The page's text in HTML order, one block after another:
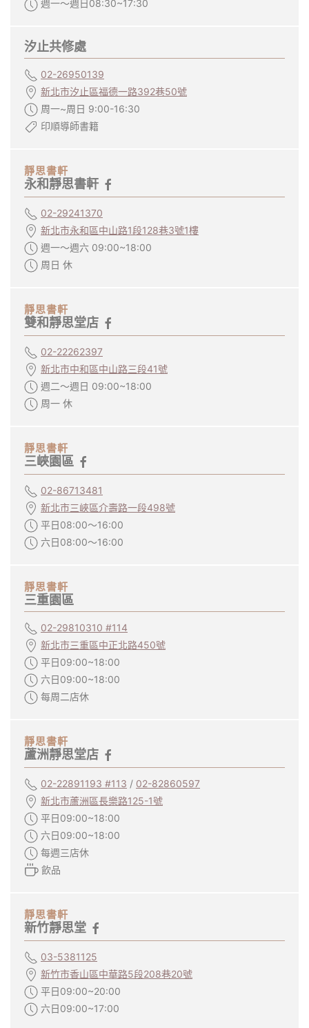
週一～週日08:30~17:30
汐止共修處
02-26950139
新北市汐止區福德一路392巷50號
周一~周日 9:00-16:30
印順導師書籍
靜思書軒
永和靜思書軒
02-29241370
新北市永和區中山路1段128巷3號1樓
週一～週六 09:00~18:00
周日 休
靜思書軒
雙和靜思堂店
02-22262397
新北市中和區中山路三段41號
週二～週日 09:00~18:00
周一 休
靜思書軒
三峽園區
02-86713481
新北市三峽區介壽路一段498號
平日08:00～16:00
六日08:00～16:00
靜思書軒
三重園區
02-29810310 #114
新北市三重區中正北路450號
平日09:00~18:00
六日09:00~18:00
每周二店休
靜思書軒
蘆洲靜思堂店
02-22891193 #113 / 02-82860597
新北市蘆洲區長樂路125-1號
平日09:00~18:00
六日09:00~18:00
每週三店休
飲品
靜思書軒
新竹靜思堂
03-5381125
新竹市香山區中華路5段208巷20號
平日09:00~20:00
六日09:00~17:00